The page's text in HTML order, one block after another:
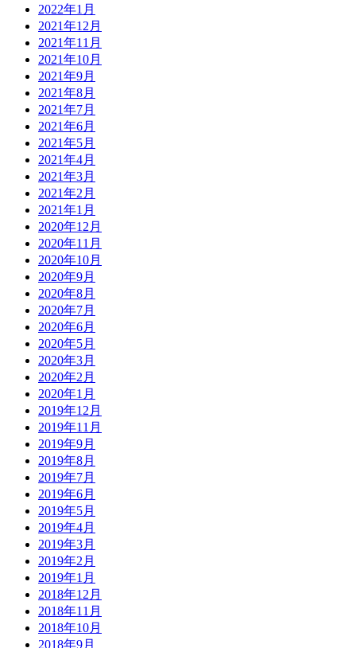
2022年1月
2021年12月
2021年11月
2021年10月
2021年9月
2021年8月
2021年7月
2021年6月
2021年5月
2021年4月
2021年3月
2021年2月
2021年1月
2020年12月
2020年11月
2020年10月
2020年9月
2020年8月
2020年7月
2020年6月
2020年5月
2020年3月
2020年2月
2020年1月
2019年12月
2019年11月
2019年9月
2019年8月
2019年7月
2019年6月
2019年5月
2019年4月
2019年3月
2019年2月
2019年1月
2018年12月
2018年11月
2018年10月
2018年9月